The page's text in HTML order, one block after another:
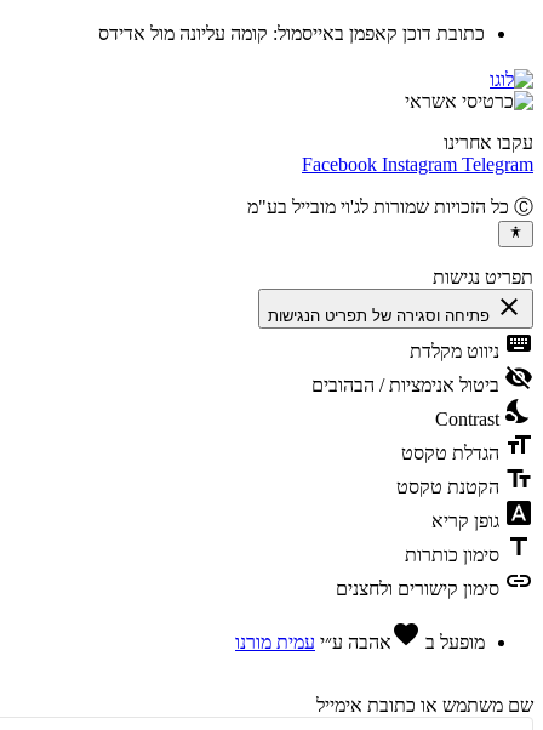
כתובת דוכן קאפמן באייסמול: קומה עליונה מול אדידס
אחרינו
Facebook Instagram
נגישות
פתיחה וסגירה של תפריט הנגישות
ניווט מקלדת
ביטול אנימציות / הבהובים
Contrast
הגדלת טקסט
הקטנת טקסט
גופן קריא
סימון כותרות
סימון קישורים ולחצנים
מופעל בfavorite אהבהע״י עמית מורנו
או כתובת אימייל